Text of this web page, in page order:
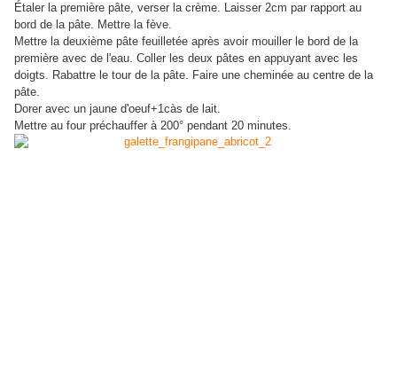
Étaler la première pâte, verser la crème. Laisser 2cm par rapport au
bord de la pâte. Mettre la fève.
Mettre la deuxième pâte feuilletée après avoir mouiller le bord de la
première avec de l'eau. Coller les deux pâtes en appuyant avec les
doigts. Rabattre le tour de la pâte. Faire une cheminée au centre de la
pâte.
Dorer avec un jaune d'oeuf+1càs de lait.
Mettre au four préchauffer à 200° pendant 20 minutes.